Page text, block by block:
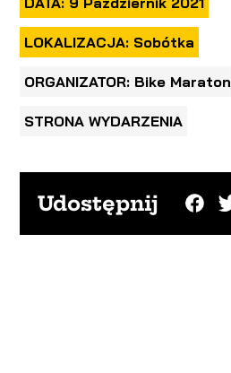
LOKALIZACJA: Sobótka
ORGANIZATOR: Bike Maraton
STRONA WYDARZENIA
Udostępnij